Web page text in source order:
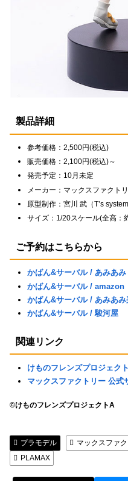
製品詳細
参考価格：2,500円(税込)
販売価格：2,100円(税込)～
発売予定：10月未定
メーカー：マックスファクト
原型制作：宮川 武（T’s system
サイズ：1/20スケール(全高：
ご予約はこちらから
かばん&サーバル / あみあみ
かばん&サーバル / amazon
かばん&サーバル / あみあみ
かばん&サーバル / 駿河屋
関連リンク
けものフレンズプロジェク
マックスファクトリー 公式
©けものフレンズプロジェクトA
プラモデル マックスファ
PLAMAX